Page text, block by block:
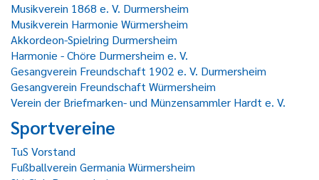
Musikverein 1868 e. V. Durmersheim
Musikverein Harmonie Würmersheim
Akkordeon-Spielring Durmersheim
Harmonie - Chöre Durmersheim e. V.
Gesangverein Freundschaft 1902 e. V. Durmersheim
Gesangverein Freundschaft Würmersheim
Verein der Briefmarken- und Münzensammler Hardt e. V.
Sportvereine
TuS Vorstand
Fußballverein Germania Würmersheim